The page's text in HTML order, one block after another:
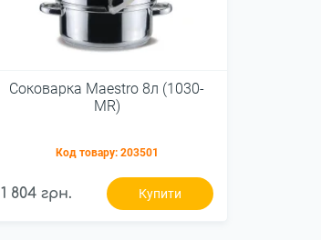
Соковарка Maestro 8л (1030-
MR)
Код товару: 203501
1 804 грн. Купити